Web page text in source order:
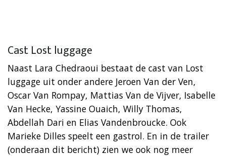
Cast Lost luggage
Naast Lara Chedraoui bestaat de cast van Lost
luggage uit onder andere Jeroen Van der Ven,
Oscar Van Rompay, Mattias Van de Vijver, Isabelle
Van Hecke, Yassine Ouaich, Willy Thomas,
Abdellah Dari en Elias Vandenbroucke. Ook
Marieke Dilles speelt een gastrol. En in de trailer
(onderaan dit bericht) zien we ook nog meer